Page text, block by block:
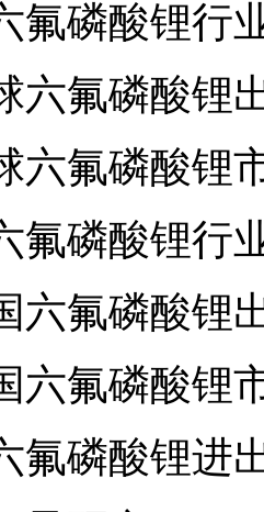
氟磷酸锂行
六氟磷酸锂
六氟磷酸锂
氟磷酸锂行
六氟磷酸锂
六氟磷酸锂
氟磷酸锂进